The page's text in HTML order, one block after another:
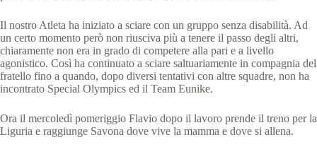
Il nostro Atleta ha iniziato a sciare con un gruppo senza disabilità. Ad
un certo momento però non riusciva più a tenere il passo degli altri,
chiaramente non era in grado di competere alla pari e a livello
agonistico. Così ha continuato a sciare saltuariamente in compagnia del
fratello fino a quando, dopo diversi tentativi con altre squadre, non ha
incontrato Special Olympics ed il Team Eunike.
Ora il mercoledì pomeriggio Flavio dopo il lavoro prende il treno per la
Liguria e raggiunge Savona dove vive la mamma e dove si allena.